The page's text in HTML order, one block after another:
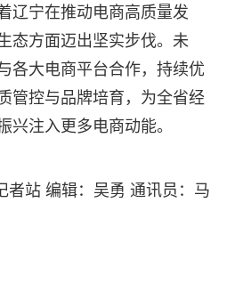
辽宁在推动电商高质量发
态方面迈出坚实步伐。未
各大电商平台合作，持续优
管控与品牌培育，为全省经
兴注入更多电商动能。
者站 编辑：吴勇 通讯员：马